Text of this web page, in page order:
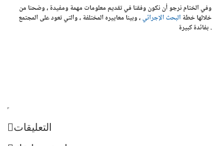
وفي الختام نرجو أن نكون وفقنا في تقديم معلومات مهمة ومفيدة ، وضحنا من
خلالها خطة البحث الإجرائي ، وبينا معاييره المختلفة ، والتي تعود على المجتمع
بفائدة كبيرة .
التعليقات